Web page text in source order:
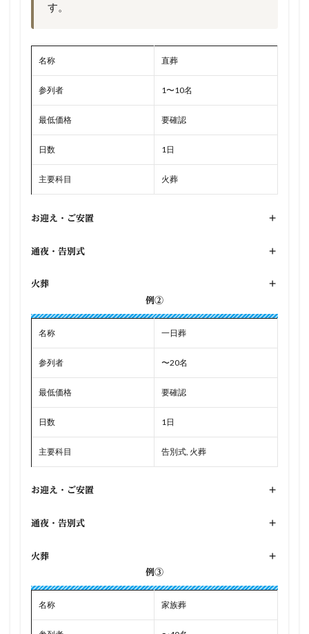
す。
名称 直葬
参列者 1〜10名
最低価格 要確認
日数 1日
主要科目 火葬
お迎え・ご安置 +
通夜・告別式 +
火葬
+
例②
名称 一日葬
参列者 〜20名
最低価格 要確認
日数 1日
主要科目 告別式, 火葬
お迎え・ご安置 +
通夜・告別式 +
火葬
+
例③
名称 家族葬